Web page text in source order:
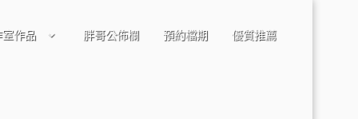
室作品 胖哥公佈欄 預約檔期 優質推薦